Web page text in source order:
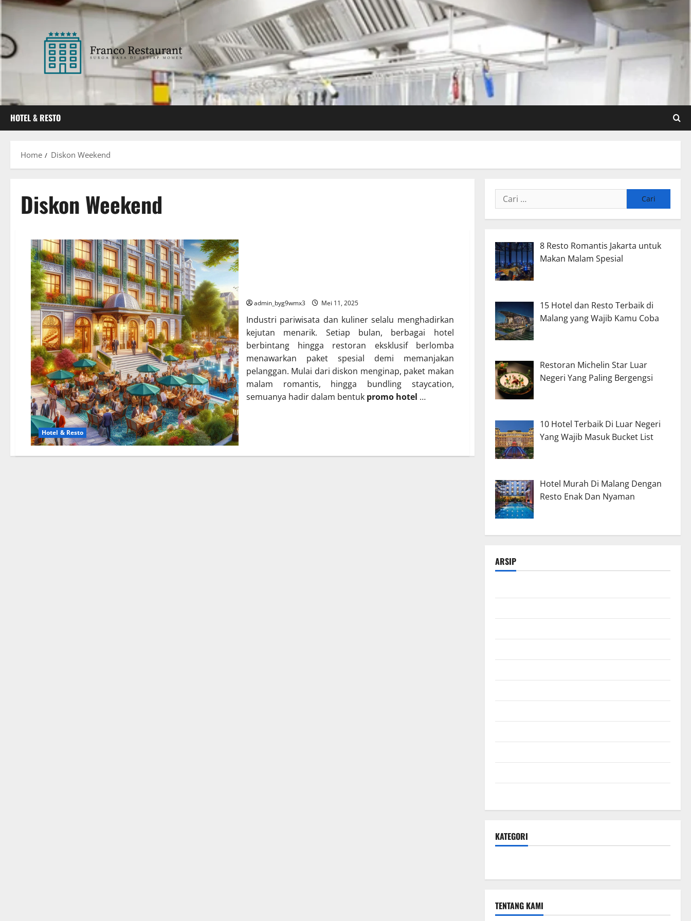
Skip
content
HOTEL & RESTO
Home Diskon Weekend
Diskon Weekend
Hotel & Resto
admin_byg9wmx3 Mei 11, 2025
Industri pariwisata dan kuliner selalu menghadirkan
kejutan menarik. Setiap bulan, berbagai hotel
berbintang hingga restoran eksklusif berlomba
menawarkan paket spesial demi memanjakan
pelanggan. Mulai dari diskon menginap, paket makan
malam romantis, hingga bundling staycation,
semuanya hadir dalam bentuk promo hotel …
Cari
untuk:
8 Resto Romantis Jakarta untuk
Makan Malam Spesial
15 Hotel dan Resto Terbaik di
Malang yang Wajib Kamu Coba
Restoran Michelin Star Luar
Negeri Yang Paling Bergengsi
10 Hotel Terbaik Di Luar Negeri
Yang Wajib Masuk Bucket List
Hotel Murah Di Malang Dengan
Resto Enak Dan Nyaman
ARSIP
KATEGORI
TENTANG KAMI